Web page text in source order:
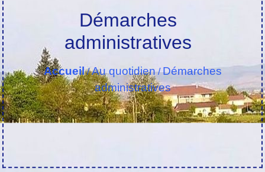
Démarches
administratives
Accueil/Au quotidien/Démarches
administratives